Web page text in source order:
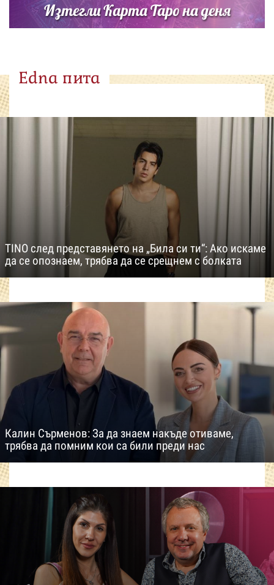
Изтегли Карта Таро на деня
Edna пита
TINO след представянето на „Била си ти“: Ако искаме
да се опознаем, трябва да се срещнем с болката
Калин Сърменов: За да знаем накъде отиваме,
трябва да помним кои са били преди нас